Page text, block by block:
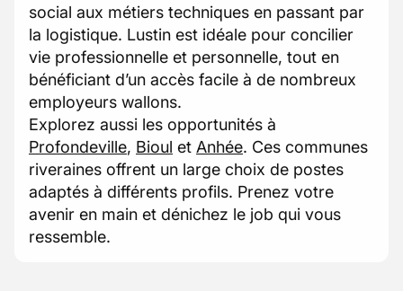
social aux métiers techniques en passant par
la logistique. Lustin est idéale pour concilier
vie professionnelle et personnelle, tout en
bénéficiant d’un accès facile à de nombreux
employeurs wallons.
Explorez aussi les opportunités à
Profondeville, Bioul et Anhée. Ces communes
riveraines offrent un large choix de postes
adaptés à différents profils. Prenez votre
avenir en main et dénichez le job qui vous
ressemble.